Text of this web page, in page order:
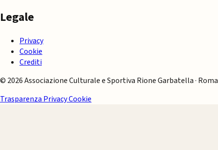
Legale
Privacy
Cookie
Crediti
© 2026 Associazione Culturale e Sportiva Rione Garbatella · Roma
Trasparenza PrivacyCookie